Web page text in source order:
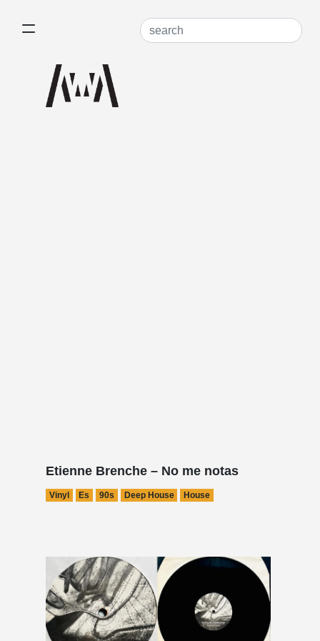
Etienne Brenche – No me notas
Vinyl Es 90s Deep House House